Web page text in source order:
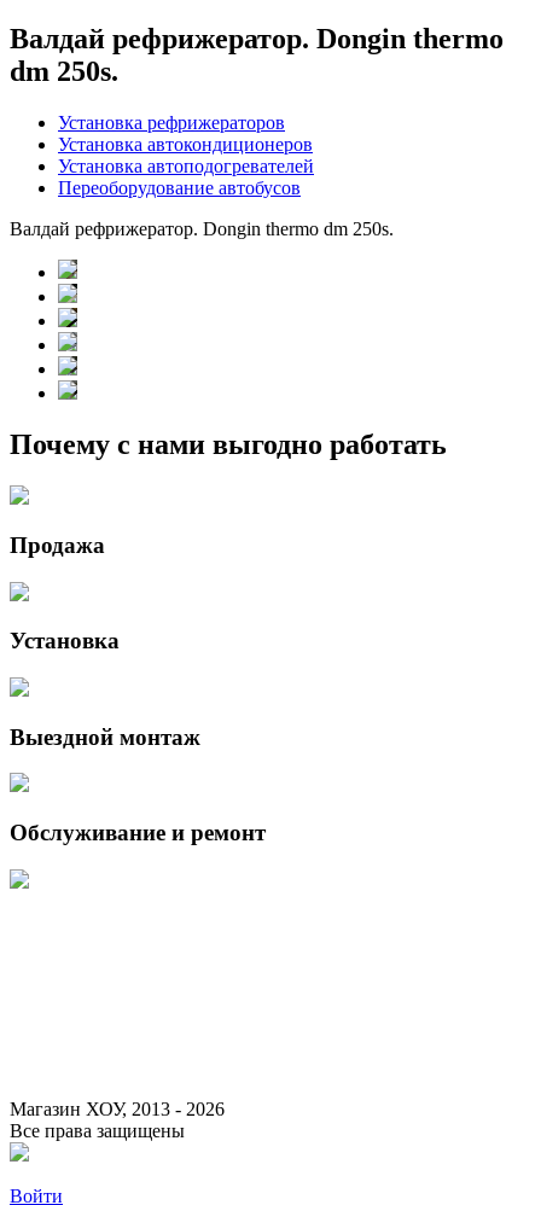
Валдай рефрижератор. Dongin thermo
dm 250s.
Установка рефрижераторов
Установка автокондиционеров
Установка автоподогревателей
Переоборудование автобусов
Валдай рефрижератор. Dongin thermo dm 250s.
Почему с нами выгодно работать
Продажа
Установка
Выездной монтаж
Обслуживание и ремонт
Магазин ХОУ, 2013 - 2026
Все права защищены
Войти